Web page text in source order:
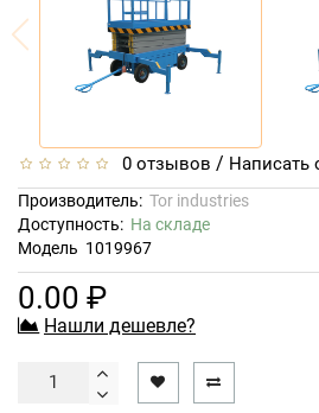
0 отзывов / Написать
Производитель: Tor industries
Доступность: На складе
Модель 1019967
0.00 ₽
Нашли дешевле?